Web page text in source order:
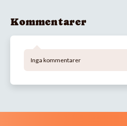
Kommentarer
Inga kommentarer